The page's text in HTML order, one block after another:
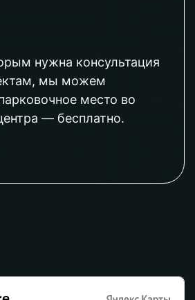
нужна консультация
мы можем
место во
— бесплатно.